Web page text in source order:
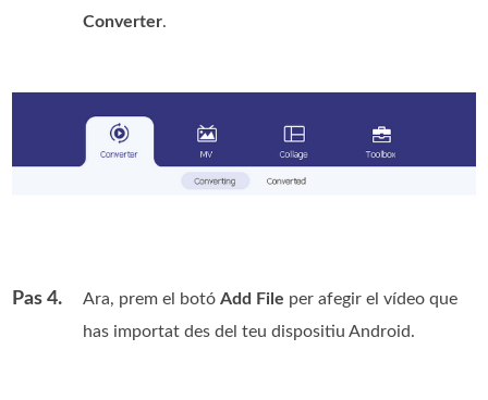
Converter.
Pas 4. Ara, prem el botóAdd File per afegir el vídeo que
has importat des del teu dispositiu Android.